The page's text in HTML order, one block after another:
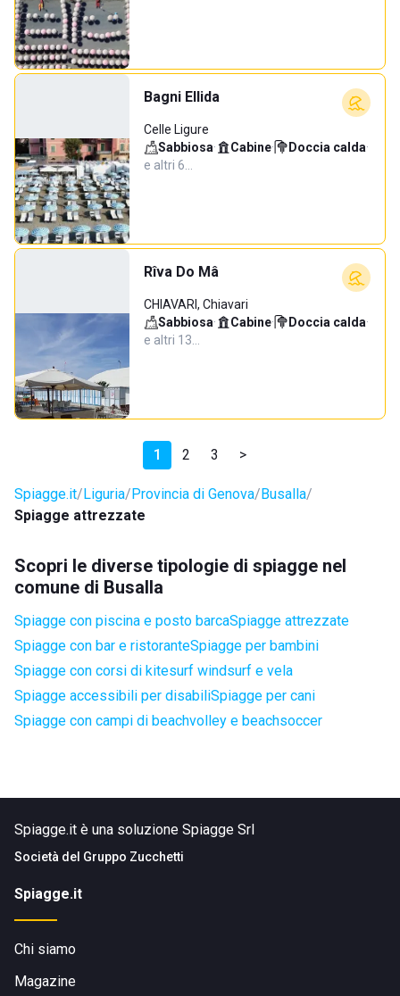
Bagni Ellida
Celle Ligure
Sabbiosa· Cabine· Doccia calda·
e altri 6…
Rîva Do Mâ
CHIAVARI, Chiavari
Sabbiosa· Cabine· Doccia calda·
e altri 13…
1 2 3 >
Spiagge.it Liguria Provincia di Genova Busalla
Spiagge attrezzate
Scopri le diverse tipologie di spiagge nel
comune di Busalla
Spiagge con piscina e posto barcaSpiagge attrezzate
Spiagge con bar e ristoranteSpiagge per bambini
Spiagge con corsi di kitesurf windsurf e vela
Spiagge accessibili per disabiliSpiagge per cani
Spiagge con campi di beachvolley e beachsoccer
Spiagge.it è una soluzione Spiagge Srl
Società del Gruppo Zucchetti
Spiagge.it
Chi siamo
Magazine